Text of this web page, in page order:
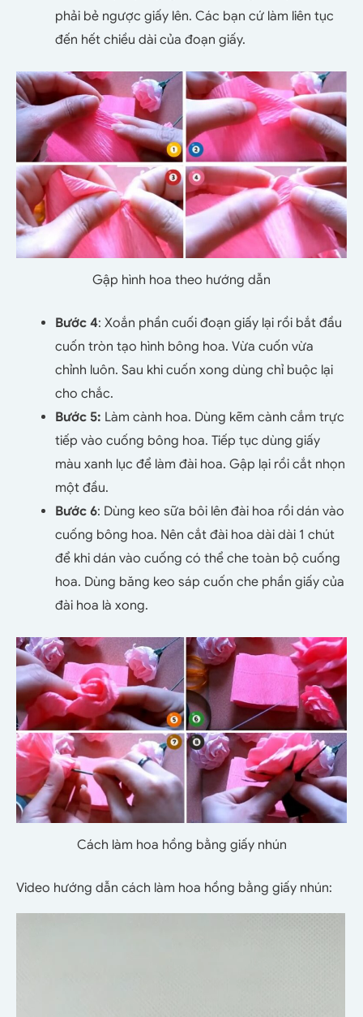
phải bẻ ngược giấy lên. Các bạn cứ làm liên tục
đến hết chiều dài của đoạn giấy.
Gập hình hoa theo hướng dẫn
Bước 4: Xoắn phần cuối đoạn giấy lại rồi bắt đầu
cuốn tròn tạo hình bông hoa. Vừa cuốn vừa
chỉnh luôn. Sau khi cuốn xong dùng chỉ buộc lại
cho chắc.
Bước 5: Làm cành hoa. Dùng kẽm cành cắm trực
tiếp vào cuống bông hoa. Tiếp tục dùng giấy
màu xanh lục để làm đài hoa. Gập lại rồi cắt nhọn
một đầu.
Bước 6: Dùng keo sữa bôi lên đài hoa rồi dán vào
cuống bông hoa. Nên cắt đài hoa dài dài 1 chút
để khi dán vào cuống có thể che toàn bộ cuống
hoa. Dùng băng keo sáp cuốn che phần giấy của
đài hoa là xong.
Cách làm hoa hồng bằng giấy nhún
Video hướng dẫn cách làm hoa hồng bằng giấy nhún: